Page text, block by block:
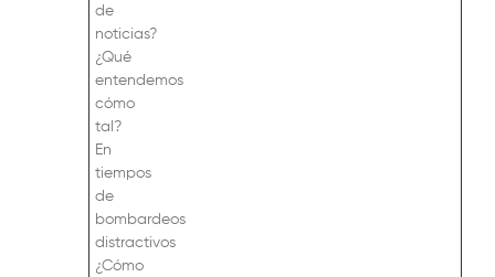
de
noticias?
¿Qué
entendemos
cómo
tal?
En
tiempos
de
bombardeos
distractivos
¿Cómo